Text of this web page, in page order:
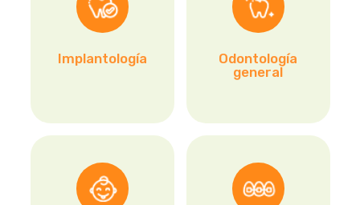
Implantología
Odontología
general